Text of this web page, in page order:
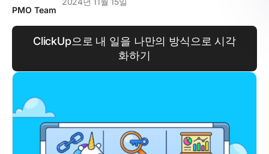
PMO Team
ClickUp으로 내 일을 나만의 방식으로 시각
화하기